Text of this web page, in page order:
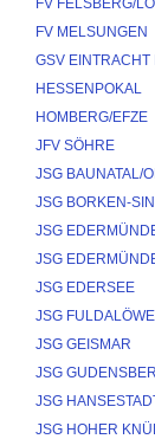
FV MELSUNGEN
GSV EINTRACHT
HESSENPOKAL
HOMBERG/EFZE
JFV SÖHRE
JSG BAUNATAL/
JSG BORKEN-
JSG
JSG
JSG EDERSEE
JSG
JSG GEISMAR
JSG
JSG
JSG HOHER